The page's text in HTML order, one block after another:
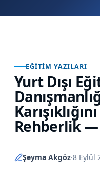
EĞITIM YAZILARI
Yurt Dışı
Rehberlik—
Şeyma Akgöz·8 Eylül